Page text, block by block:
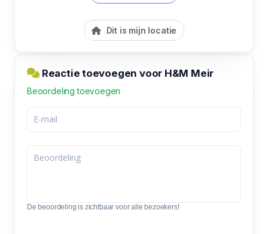
Dit is mijn locatie
Reactie toevoegen voor H&M Meir
Beoordeling toevoegen
De beoordeling is zichtbaar voor alle bezoekers!